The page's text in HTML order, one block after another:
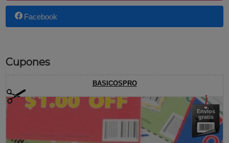
Facebook
Cupones
BASICOSPRO
Envíos
gratis